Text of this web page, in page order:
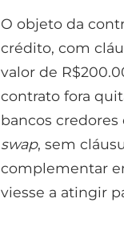
O objeto da
crédito, com
valor de
contrato fora
bancos
swap, sem
complementar
viesse a atingir